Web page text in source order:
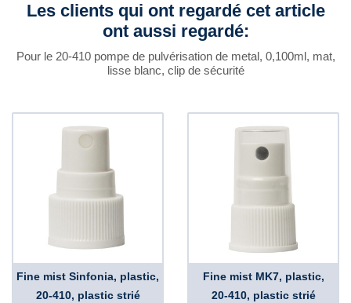
Les clients qui ont regardé cet article
ont aussi regardé:
Pour le 20-410 pompe de pulvérisation de metal, 0,100ml, mat,
lisse blanc, clip de sécurité
Fine mist Sinfonia, plastic,
20-410, plastic strié
Fine mist MK7, plastic,
20-410, plastic strié